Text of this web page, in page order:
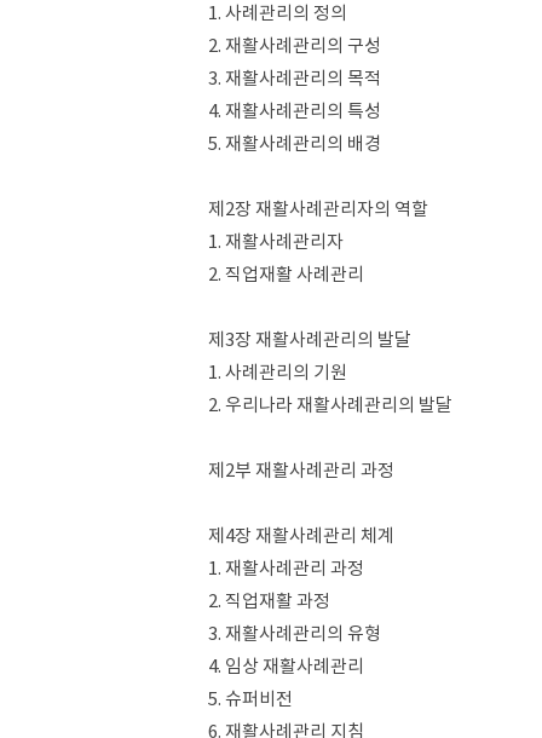
1. 사례관리의 정의
2. 재활사례관리의 구성
3. 재활사례관리의 목적
4. 재활사례관리의 특성
5. 재활사례관리의 배경
제2장 재활사례관리자의 역할
1. 재활사례관리자
2. 직업재활 사례관리
제3장 재활사례관리의 발달
1. 사례관리의 기원
2. 우리나라 재활사례관리의 발달
제2부 재활사례관리 과정
제4장 재활사례관리 체계
1. 재활사례관리 과정
2. 직업재활 과정
3. 재활사례관리의 유형
4. 임상 재활사례관리
5. 슈퍼비전
6. 재활사례관리 지침